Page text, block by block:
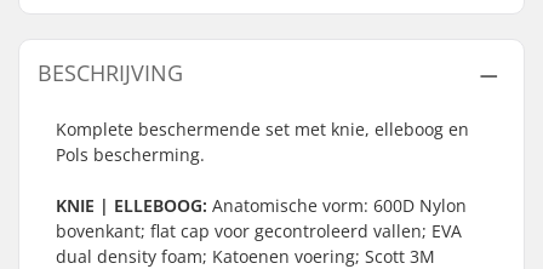
BESCHRIJVING
Komplete beschermende set met knie, elleboog en
Pols bescherming.
KNIE | ELLEBOOG: Anatomische vorm: 600D Nylon
bovenkant; flat cap voor gecontroleerd vallen; EVA
dual density foam; Katoenen voering; Scott 3M